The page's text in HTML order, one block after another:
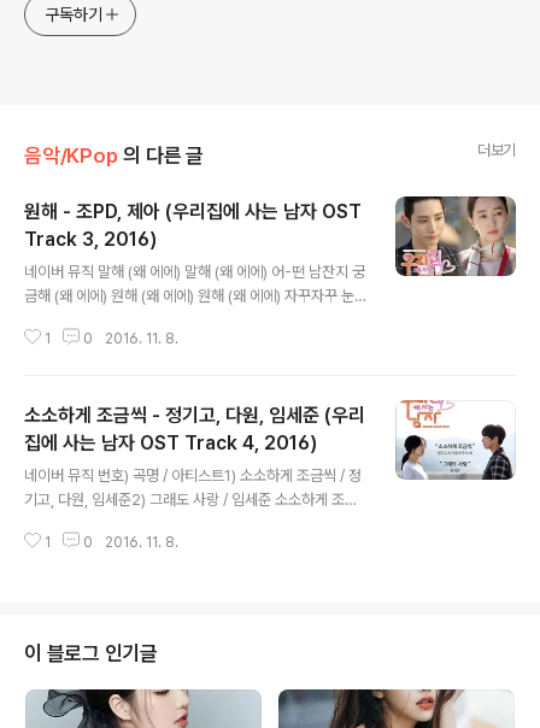
구독하기
음악/KPop 의 다른 글 더보기
원해 - 조PD, 제아 (우리집에 사는 남자 OST
Track 3, 2016)
네이버 뮤직 말해 (왜 에에) 말해 (왜 에에) 어-떤 남잔지 궁
금해 (왜 에에) 원해 (왜 에에) 원해 (왜 에에) 자꾸자꾸 눈
면 뭘 쫓을까 성공과 야망 더 멋지단 스탈 그런 것들이 소용
의 난 아냐 love me yes i do love me not 할때도 있
구 그동안에 ups and downs, break up to make up
과거 오해 질투 너는 그렇게 자랐구 나는 이렇게 살았음 을
숨길 수 없음을 이해해 줌 그게 천생 연분- 의 콜라보 oh
왜 그렇게 넌 대체 왠 끈기 가 없어 맨-날 속만 태우다 나이
먹지 일상-은..
1 0 2016. 11. 8.
소소하게 조금씩 - 정기고, 다원, 임세준 (우리
집에 사는 남자 OST Track 4, 2016)
네이버 뮤직 번호) 곡명 / 아티스트1) 소소하게 조금씩 / 정
기고, 다원, 임세준2) 그래도 사랑 / 임세준 소소하게 조금
도 생각한 적 없던 너와 나 우리 우리 둘 사이 hmm~ 너와
그땐 내 맘 알까 내 눈을 나의 두 눈을 바라보면 다 알텐데
이렇게 우리 멋진 더 멋진 oh 훨씬 더 멋진 사랑 한번 만들
어봐 내겐 너 내겐 너뿐 멋진 더 멋진 oh 훨씬 더 멋진 천천
히 와 서두르지마 소소하게 조금씩 뭘 해도 보고싶고 왜 때
1 0 2016. 11. 8.
이 블로그 인기글